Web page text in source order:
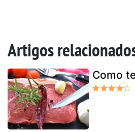
Artigos
Como